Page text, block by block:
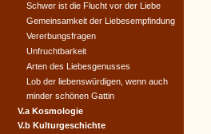
Schwer ist die Flucht vor der Liebe
Gemeinsamkeit der Liebesempfindung
Vererbungsfragen
Unfruchtbarkeit
Arten des Liebesgenusses
Lob der liebenswürdigen, wenn auch
minder schönen Gattin
V.a Kosmologie
V.b Kulturgeschichte